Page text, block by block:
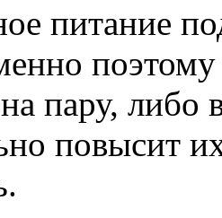
питание
поэтому
пару,
повысит